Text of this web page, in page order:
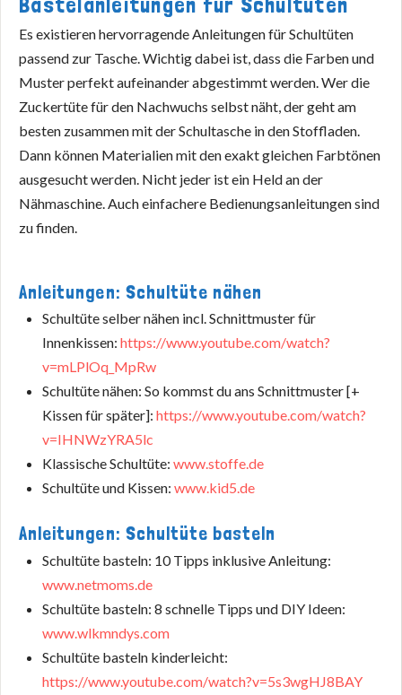
Es existieren hervorragende Anleitungen für Schultüten
passend zur Tasche. Wichtig dabei ist, dass die Farben und
Muster perfekt aufeinander abgestimmt werden. Wer die
Zuckertüte für den Nachwuchs selbst näht, der geht am
besten zusammen mit der Schultasche in den Stoffladen.
Dann können Materialien mit den exakt gleichen Farbtönen
ausgesucht werden. Nicht jeder ist ein Held an der
Nähmaschine. Auch einfachere Bedienungsanleitungen sind
zu finden.
Anleitungen: Schultüte nähen
Schultüte selber nähen incl. Schnittmuster für
Innenkissen:https://www.youtube.com/watch?
v=mLPlOq_MpRw
Schultüte nähen: So kommst du ans Schnittmuster [+
Kissen für später]:https://www.youtube.com/watch?
v=IHNWzYRA5lc
Klassische Schultüte:www.stoffe.de
Schultüte und Kissen:www.kid5.de
Anleitungen: Schultüte basteln
Schultüte basteln: 10 Tipps inklusive Anleitung:
www.netmoms.de
Schultüte basteln: 8 schnelle Tipps und DIY Ideen:
www.wlkmndys.com
Schultüte basteln kinderleicht:
https://www.youtube.com/watch?v=5s3wgHJ8BAY